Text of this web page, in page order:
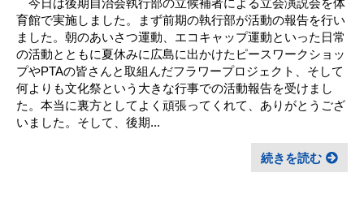
育館で実施しました。まず前期の執行部が活動の報告を行い
ました。朝のあいさつ運動、エコキャップ運動といった日常
の活動とともに夏休みに広島に出かけたピースワークショッ
プやPTAの皆さんと取組んだフラワープロジェクト、そして
何よりも文化祭という大きな行事での活動報告を受けまし
た。本当に裏方としてよく頑張ってくれて、ありがとうござ
いました。そして、後期...
続きを読む